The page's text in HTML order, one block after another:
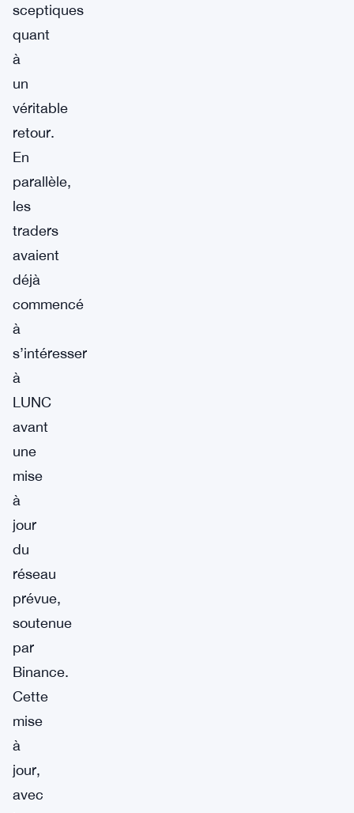
sceptiques
quant
à
un
véritable
retour.
En
parallèle,
les
traders
avaient
déjà
commencé
à
s’intéresser
à
LUNC
avant
une
mise
à
jour
du
réseau
prévue,
soutenue
par
Binance.
Cette
mise
à
jour,
avec